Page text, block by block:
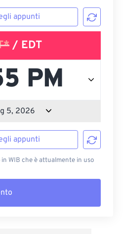
appunti
/ EDT
appunti
WIB che è attualmente in uso